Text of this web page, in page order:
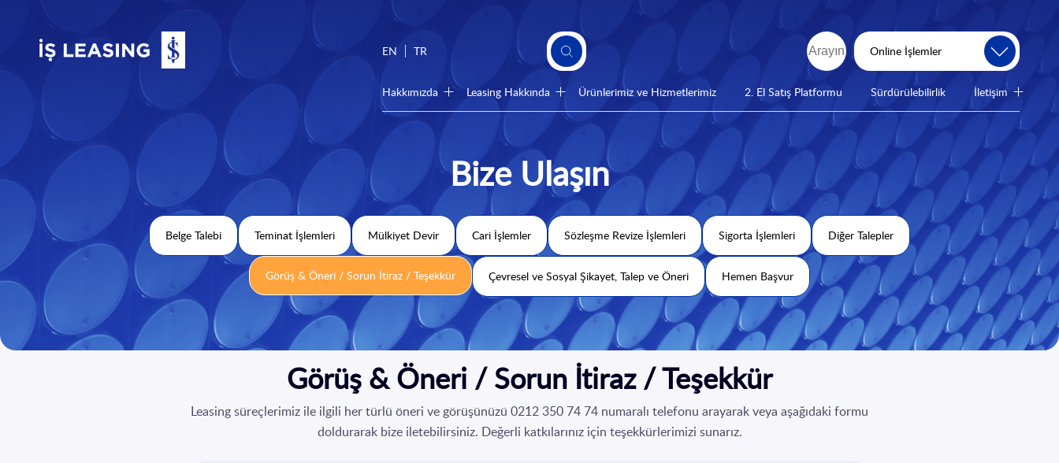
EN TR Online İşlemler
Hakkımızda Leasing Hakkında Ürünlerimiz ve Hizmetlerimiz 2. El Satış Platformu Sürdürülebilirlik İletişim
Bize Ulaşın
Belge Talebi Teminat İşlemleri Mülkiyet Devir Cari İşlemler Sözleşme Revize İşlemleri Sigorta İşlemleri Diğer Talepler
Görüş & Öneri / Sorun İtiraz / Teşekkür Çevresel ve Sosyal Şikayet, Talep ve Öneri Hemen Başvur
Görüş & Öneri / Sorun İtiraz / Teşekkür
Leasing süreçlerimiz ile ilgili her türlü öneri ve görüşünüzü 0212 350 74 74 numaralı telefonu arayarak veya aşağıdaki formu
doldurarak bize iletebilirsiniz. Değerli katkılarınız için teşekkürlerimizi sunarız.